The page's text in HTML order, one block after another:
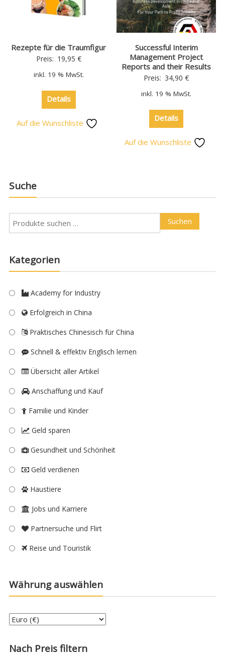
Rezepte für die Traumfigur
Preis: 19,95 €
inkl. 19 % MwSt.
Details
Auf die Wunschliste
Successful Interim
Management Project
Reports and their Results
Preis: 34,90€
inkl. 19 % MwSt.
Details
Auf die Wunschliste
Suche
Suchen
Kategorien
Academy for Industry
Erfolgreich in China
Praktisches Chinesisch für China
Schnell & effektiv Englisch lernen
Übersicht aller Artikel
Anschaffung und Kauf
Familie und Kinder
Geld sparen
Gesundheit und Schönheit
Geld verdienen
Haustiere
Jobs und Karriere
Partnersuche und Flirt
Reise und Touristik
Währung auswählen
Nach Preis filtern